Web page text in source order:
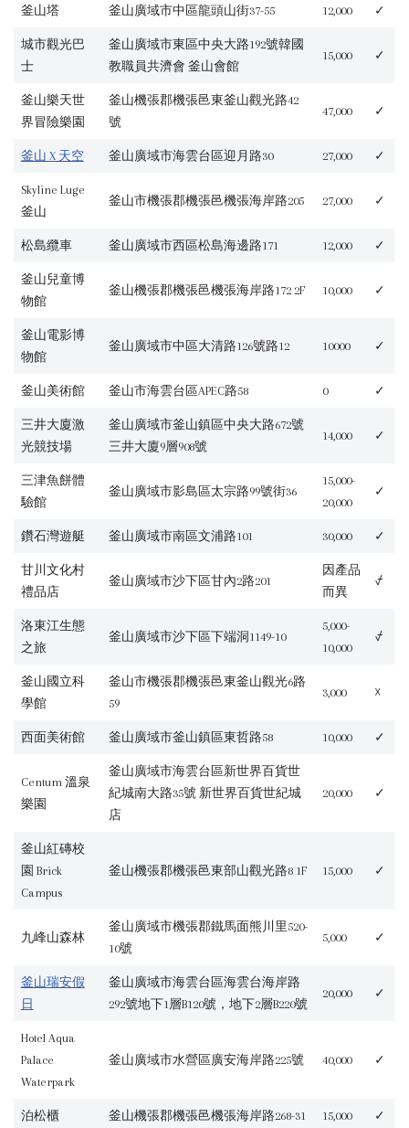
釜山塔 釜山廣域市中區龍頭山街37-55 12,000 ✓
城市觀光巴
士
釜山廣域市東區中央大路192號韓國
教職員共濟會 釜山會館
15,000 ✓
釜山樂天世
界冒險樂園
釜山機張郡機張邑東釜山觀光路42
號
47,000 ✓
釜山 X 天空 釜山廣域市海雲台區迎月路30 27,000 ✓
Skyline Luge
釜山
釜山市機張郡機張邑機張海岸路205 27,000 ✓
松島纜車 釜山廣域市西區松島海邊路171 12,000 ✓
釜山兒童博
物館
釜山機張郡機張邑機張海岸路172 2F 10,000 ✓
釜山電影博
物館
釜山廣域市中區大清路126號路12 10000 ✓
釜山美術館 釜山市海雲台區APEC路58 0 ✓
三井大廈激
光競技場
釜山廣域市釜山鎮區中央大路672號
三井大廈9層908號
14,000 ✓
三津魚餅體
驗館
釜山廣域市影島區太宗路99號街36
15,000-
20,000
✓
鑽石灣遊艇 釜山廣域市南區文浦路101 30,000 ✓
甘川文化村
禮品店
釜山廣域市沙下區甘內2路201
因產品
而異
⍻
洛東江生態
之旅
釜山廣域市沙下區下端洞1149-10
5,000-
10,000
⍻
釜山國立科
學館
釜山市機張郡機張邑東釜山觀光6路
59
3,000 ☓
西面美術館 釜山廣域市釜山鎮區東哲路58 10,000 ✓
Centum 溫泉
樂園
釜山廣域市海雲台區新世界百貨世
紀城南大路35號 新世界百貨世紀城
店
20,000 ✓
釜山紅磚校
園 Brick
Campus
釜山機張郡機張邑東部山觀光路8 1F 15,000 ✓
九峰山森林
釜山廣域市機張郡鐵馬面熊川里520-
10號
5,000 ✓
釜山瑞安假
日
釜山廣域市海雲台區海雲台海岸路
292號地下1層B120號，地下2層B220號
20,000 ✓
Hotel Aqua
Palace
Waterpark
釜山廣域市水營區廣安海岸路225號 40,000 ✓
泊松櫃 釜山機張郡機張邑機張海岸路268-31 15,000 ✓